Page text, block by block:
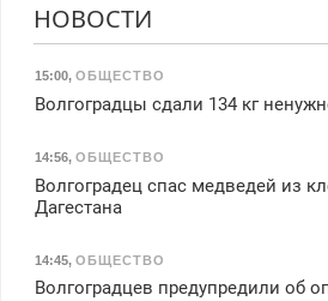
НОВОСТИ
15:00, ОБЩЕСТВО
Волгоградцы сдали 134 кг
14:56, ОБЩЕСТВО
Волгоградец спас медведей из
Дагестана
14:45, ОБЩЕСТВО
Волгоградцев предупредили об